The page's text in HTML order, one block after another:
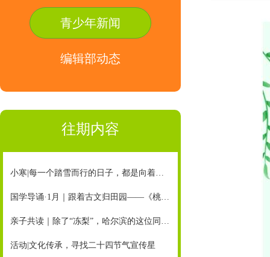
青少年新闻
编辑部动态
往期内容
小寒|每一个踏雪而行的日子，都是向着未来在冲刺
国学导诵·1月｜跟着古文归田园——《桃花源记》（节选）
亲子共读｜除了“冻梨”，哈尔滨的这位同学还有这样一个心爱之物……（配朗诵音频）
活动|文化传承，寻找二十四节气宣传星